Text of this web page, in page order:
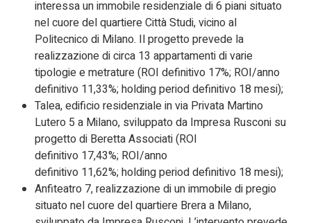
interessa un immobile residenziale di 6 piani situato
nel cuore del quartiere Città Studi, vicino al
Politecnico di Milano. Il progetto prevede la
realizzazione di circa 13 appartamenti di varie
tipologie e metrature (ROI definitivo 17%; ROI/anno
definitivo 11,33%; holding period definitivo 18 mesi);
Talea, edificio residenziale in via Privata Martino
Lutero 5 a Milano, sviluppato da Impresa Rusconi su
progetto di Beretta Associati (ROI
definitivo 17,43%; ROI/anno
definitivo 11,62%; holding period definitivo 18 mesi);
Anfiteatro 7, realizzazione di un immobile di pregio
situato nel cuore del quartiere Brera a Milano,